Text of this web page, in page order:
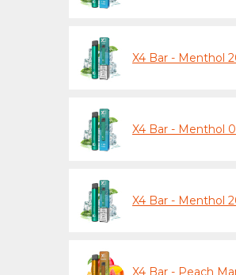
X4 Bar - Menthol
X4 Bar - Menthol
X4 Bar - Menthol
X4 Bar - Peach